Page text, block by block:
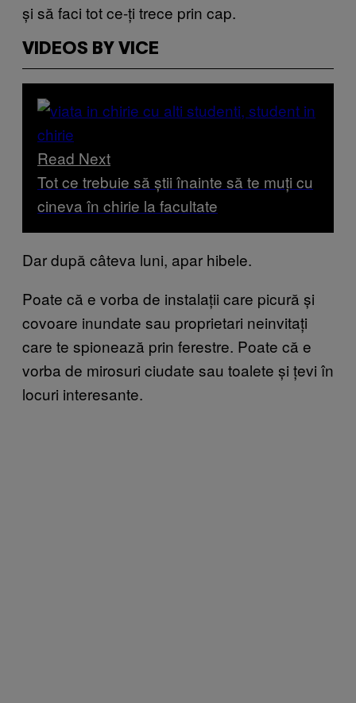
și să faci tot ce-ți trece prin cap.
VIDEOS BY VICE
Read Next
Tot ce trebuie să știi înainte să te muți cu
cineva în chirie la facultate
Dar după câteva luni, apar hibele.
Poate că e vorba de instalații care picură și
covoare inundate sau proprietari neinvitați
care te spionează prin ferestre. Poate că e
vorba de mirosuri ciudate sau toalete și țevi în
locuri interesante.